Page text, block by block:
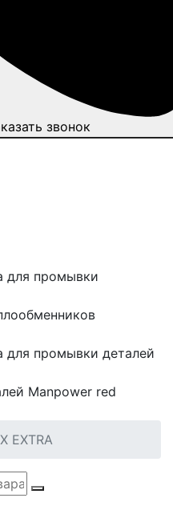
звонок
Manpower red
EXTRA